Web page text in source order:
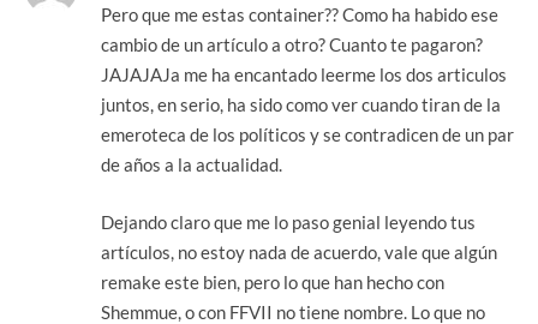
Pero que me estas container?? Como ha habido ese
cambio de un artículo a otro? Cuanto te pagaron?
JAJAJAJa me ha encantado leerme los dos articulos
juntos, en serio, ha sido como ver cuando tiran de la
emeroteca de los políticos y se contradicen de un par
de años a la actualidad.
Dejando claro que me lo paso genial leyendo tus
artículos, no estoy nada de acuerdo, vale que algún
remake este bien, pero lo que han hecho con
Shemmue, o con FFVII no tiene nombre. Lo que no